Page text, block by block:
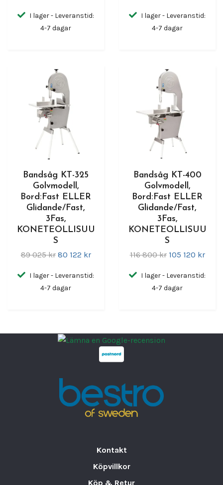
I lager - Leveranstid:
4-7 dagar
I lager - Leveranstid:
4-7 dagar
Bandsåg KT-325
Golvmodell,
Bord:Fast ELLER
Glidande/Fast,
3Fas,
KONETEOLLISUU
S
89 025 kr 80 122 kr
I lager - Leveranstid:
4-7 dagar
Bandsåg KT-400
Golvmodell,
Bord:Fast ELLER
Glidande/Fast,
3Fas,
KONETEOLLISUU
S
116 800 kr 105 120 kr
I lager - Leveranstid:
4-7 dagar
Kontakt
Köpvillkor
Köp & Retur